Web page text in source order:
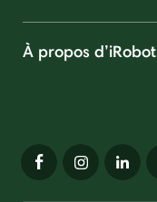
À propos d’iRobot